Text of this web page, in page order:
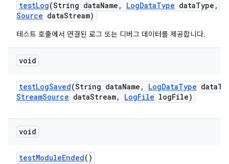
testLog(String dataName , LogDataType dataType ,
Source dataStream)
테스트 호출에서 연결된 로그 또는 디버그 데이터를 제공합니다.
void
testLogSaved(String dataName , LogDataType data
StreamSource dataStream, LogFile logFile)
void
testModuleEnded()